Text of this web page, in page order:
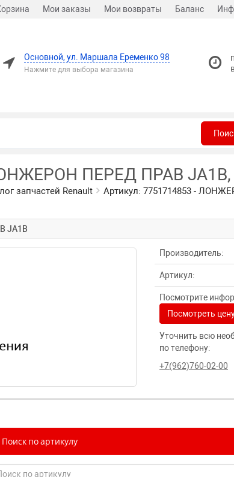
Мои заказы Мои возвраты Баланс
Основной, ул. Маршала Еременко 98
Нажмите для выбора магазина
ПЕРЕД ПРАВ JA1B,
запчастей Renault Артикул: 7751714853 -
JA1B
Производитель:
Артикул:
Посмотрите
Посмотреть
Уточнить всю
по телефону:
+7(962)760-02-00
Поиск по артикулу